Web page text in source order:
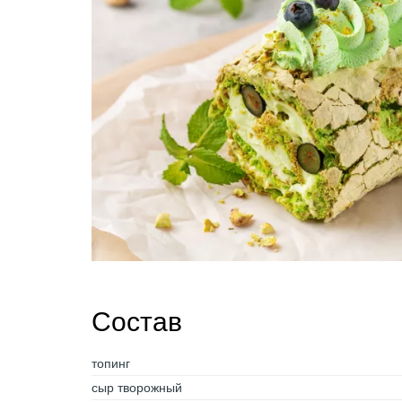
Состав
топинг
сыр творожный